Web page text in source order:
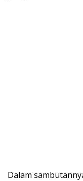
Dalam